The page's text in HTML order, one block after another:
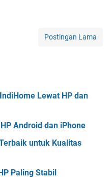
Postingan Lama
Lewat HP dan
Android dan iPhone
untuk Kualitas
Paling Stabil